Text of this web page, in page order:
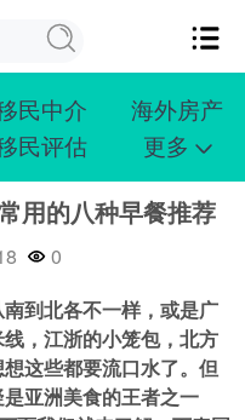
民中介
海外房产
民评估
更多
业移民
购房移民
主移民
移民学院
用的八种早餐推荐
0
到北各不一样，或是广
，江浙的小笼包，北方
这些都要流口水了。但
亚洲美食的王者之一